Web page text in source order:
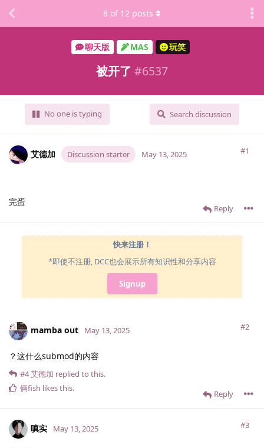
聊天版 MAS 玩笑
被开了 #6537
No one is typing Search discussion
8 of 12 posts
艾德加 Discussion starter #1
May 13, 2025
完蛋
Reply
快来注册！
*即使不注册, DCC也会展示所有知识性和分享内容
Signup
mamba out #2
May 13, 2025
？这什么submod的内容
Reply
#4艾德加 replied to this.
俩fish likes this.
嗔实 #3
May 13, 2025